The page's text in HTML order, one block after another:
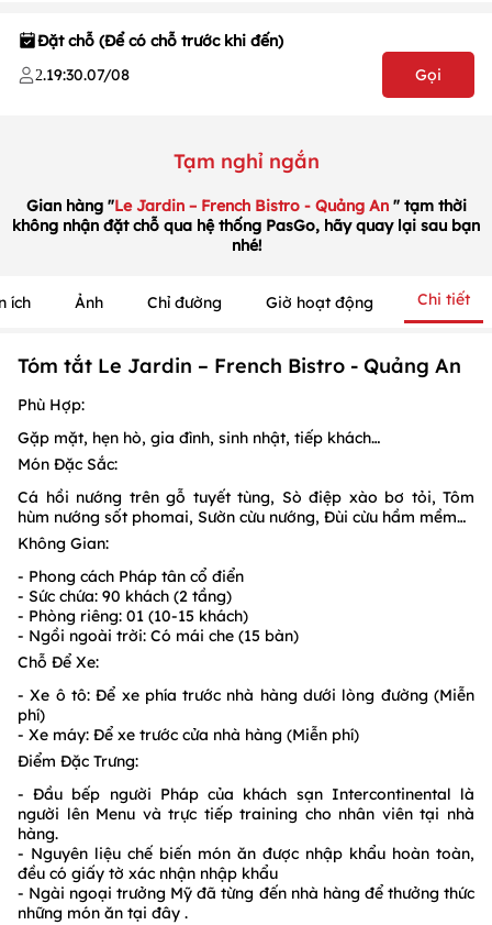
Đặt chỗ (Để có chỗ trước khi đến)
2.19:30.07/08 Gọi
Tạm nghỉ ngắn
Gian hàng "Le Jardin – French Bistro - Quảng An " tạm thời
không nhận đặt chỗ qua hệ thống PasGo, hãy quay lại sau bạn
nhé!
ích Ảnh Chỉ đường Giờ hoạt động Chi tiết
Tóm tắt Le Jardin – French Bistro - Quảng An
Phù Hợp:
Gặp mặt, hẹn hò, gia đình, sinh nhật, tiếp khách…
Món Đặc Sắc:
Cá hồi nướng trên gỗ tuyết tùng, Sò điệp xào bơ tỏi, Tôm
hùm nướng sốt phomai, Sườn cừu nướng, Đùi cừu hầm mềm…
Không Gian:
- Phong cách Pháp tân cổ điển
- Sức chứa: 90 khách (2 tầng)
- Phòng riêng: 01 (10-15 khách)
- Ngồi ngoài trời: Có mái che (15 bàn)
Chỗ Để Xe:
- Xe ô tô: Để xe phía trước nhà hàng dưới lòng đường (Miễn
phí)
- Xe máy: Để xe trước cửa nhà hàng (Miễn phí)
Điểm Đặc Trưng:
- Đầu bếp người Pháp của khách sạn Intercontinental là
người lên Menu và trực tiếp training cho nhân viên tại nhà
hàng.
- Nguyên liệu chế biến món ăn được nhập khẩu hoàn toàn,
đều có giấy tờ xác nhận nhập khẩu
- Ngài ngoại trưởng Mỹ đã từng đến nhà hàng để thưởng thức
những món ăn tại đây .